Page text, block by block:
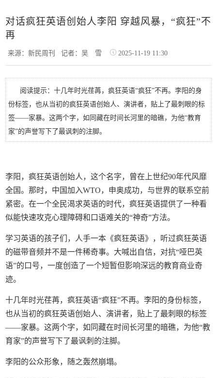
对话疯狂英语创始人李阳 穿越风暴，“疯狂”不
再
来源：新民周刊记者：吴 雪 2025-11-19 11:30
阅读提示：十几年时光荏苒，疯狂英语“疯狂”不再。李阳的身
份标签，也从当初的疯狂英语创始人、演讲者，贴上了最刺眼的标
签——家暴。这两个字，如同藏在时间长河里的暗礁，为他“教育
家”的声誉写下了最讽刺的注脚。
李阳，疯狂英语创始人，这个名字，曾在上世纪90年代风靡
全国。那时，中国加入WTO，申奥成功，与世界的联系空前
紧密。在一个全民渴求英语的时代，疯狂英语提供了一种看
似能快速攻克心理障碍和口语难关的“神奇”方法。
学习英语的孩子们，人手一本《疯狂英语》，听过疯狂英语
的磁带音频并不是一件稀奇事。大喊出自信，对抗“哑巴英
语”的口号，一度创造了一个短暂但影响深远的教育商业奇
迹。
十几年时光荏苒，疯狂英语“疯狂”不再。李阳的身份标签，
也从当初的疯狂英语创始人、演讲者，贴上了最刺眼的标签
——家暴。这两个字，如同藏在时间长河里的暗礁，为他“教
育家”的声誉写下了最讽刺的注脚。
李阳的公众形象，随之轰然崩塌。